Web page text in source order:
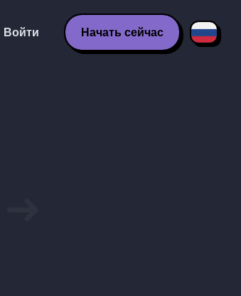
Войти Начать сейчас